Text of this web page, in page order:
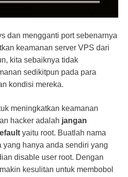
dan mengganti port sebenarnya
keamanan server VPS dari
kita sebaiknya tidak
sedikitpun pada para
kondisi mereka.
meningkatkan keamanan
hacker adalah jangan
yaitu root. Buatlah nama
yang hanya anda sendiri yang
disable user root. Dengan
kesulitan untuk membobol